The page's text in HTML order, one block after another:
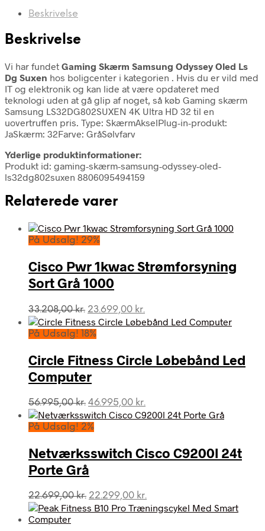
Beskrivelse
Beskrivelse
Vi har fundet Gaming Skærm Samsung Odyssey Oled Ls
Dg Suxen hos boligcenter i kategorien . Hvis du er vild med
IT og elektronik og kan lide at være opdateret med
teknologi uden at gå glip af noget, så køb Gaming skærm
Samsung LS32DG802SUXEN 4K Ultra HD 32 til en
uovertruffen pris. Type: SkærmAkselPlug-in-produkt:
JaSkærm: 32Farve: GråSølvfarv
Yderlige produktinformationer:
Produkt id: gaming-skærm-samsung-odyssey-oled-
ls32dg802suxen 8806095494159
Relaterede varer
På Udsalg! 29%
Cisco Pwr 1kwac Strømforsyning
Sort Grå 1000
33.208,00kr. Den
oprindelige
pris
33.208,00 kr..
23.699,00 kr.
aktuelle
23.699,00 kr..
På Udsalg! 18%
Circle Fitness Circle Løbebånd Led
Computer
56.995,00kr. Den
oprindelige
pris
56.995,00 kr..
46.995,00 kr.
aktuelle
46.995,00 kr..
På Udsalg! 2%
Netværksswitch Cisco C9200l 24t
Porte Grå
22.699,00kr. Den
oprindelige
22.299,00 kr.
aktuelle